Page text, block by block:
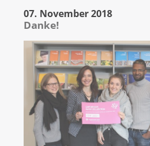
07. November 2018
Danke!